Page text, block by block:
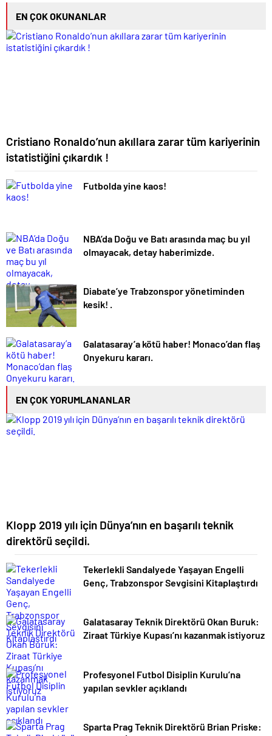
EN ÇOK OKUNANLAR
Cristiano Ronaldo’nun akıllara zarar tüm kariyerinin
istatistiğini çıkardık !
Futbolda yine kaos!
NBA’da Doğu ve Batı arasında maç bu yıl
olmayacak, detay haberimizde.
Diabate’ye Trabzonspor yönetiminden
kesik! .
Galatasaray’a kötü haber! Monaco’dan flaş
Onyekuru kararı.
EN ÇOK YORUMLANANLAR
Klopp 2019 yılı için Dünya’nın en başarılı teknik
direktörü seçildi.
Tekerlekli Sandalyede Yaşayan Engelli
Genç, Trabzonspor Sevgisini Kitaplaştırdı
Galatasaray Teknik Direktörü Okan Buruk:
Ziraat Türkiye Kupası’nı kazanmak istiyoruz
Profesyonel Futbol Disiplin Kurulu’na
yapılan sevkler açıklandı
Sparta Prag Teknik Direktörü Brian Priske: